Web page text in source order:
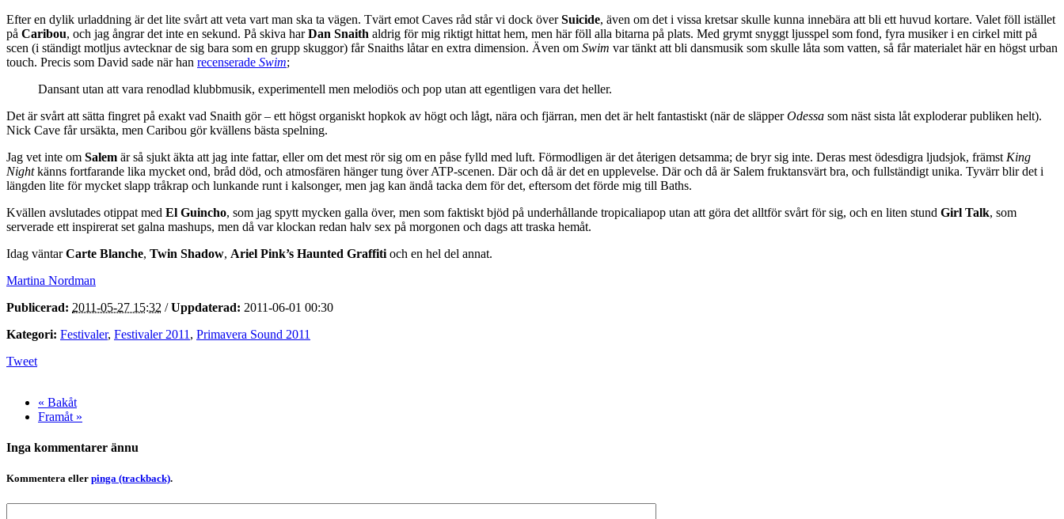
Efter en dylik urladdning är det lite svårt att veta vart man ska ta vägen. Tvärt emot Caves råd står vi dock överSuicide, även om det i vissa kretsar skulle kunna innebära att bli ett huvud kortare. Valet föll istället
på Caribou, och jag ångrar det inte en sekund. På skiva harDan Snaith aldrig för mig riktigt hittat hem, men här föll alla bitarna på plats. Med grymt snyggt ljusspel som fond, fyra musiker i en cirkel mitt på
scen (i ständigt motljus avtecknar de sig bara som en grupp skuggor) får Snaiths låtar en extra dimension. Även om Swim var tänkt att bli dansmusik som skulle låta som vatten, så får materialet här en högst urban
touch. Precis som David sade när han recenserade Swim;
Dansant utan att vara renodlad klubbmusik, experimentell men melodiös och pop utan att egentligen vara det heller.
Det är svårt att sätta fingret på exakt vad Snaith gör – ett högst organiskt hopkok av högt och lågt, nära och fjärran, men det är helt fantastiskt (när de släpperOdessa som näst sista låt exploderar publiken helt).
Nick Cave får ursäkta, men Caribou gör kvällens bästa spelning.
Jag vet inte om Salem är så sjukt äkta att jag inte fattar, eller om det mest rör sig om en påse fylld med luft. Förmodligen är det återigen detsamma; de bryr sig inte. Deras mest ödesdigra ljudsjok, främst King
Nightkänns fortfarande lika mycket ond, bråd död, och atmosfären hänger tung över ATP-scenen. Där och då är det en upplevelse. Där och då är Salem fruktansvärt bra, och fullständigt unika. Tyvärr blir det i
längden lite för mycket slapp tråkrap och lunkande runt i kalsonger, men jag kan ändå tacka dem för det, eftersom det förde mig till Baths.
Kvällen avslutades otippat med El Guincho, som jag spytt mycken galla över, men som faktiskt bjöd på underhållande tropicaliapop utan att göra det alltför svårt för sig, och en liten stund Girl Talk, som
serverade ett inspirerat set galna mashups, men då var klockan redan halv sex på morgonen och dags att traska hemåt.
Idag väntarCarte Blanche, Twin Shadow, Ariel Pink’s Haunted Graffiti och en hel del annat.
Martina Nordman
Publicerad: 2011-05-27 15:32 /Uppdaterad: 2011-06-01 00:30
Kategori: Festivaler, Festivaler 2011 , Primavera Sound 2011
Tweet
« Bakåt
Framåt »
Inga kommentarer ännu
Kommentera eller pinga (trackback).